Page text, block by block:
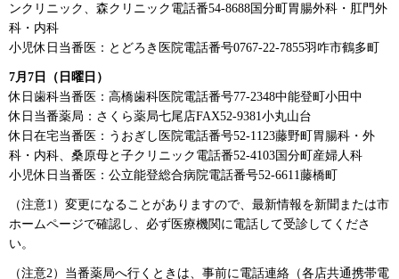
ンクリニック、森クリニック電話番54-8688国分町胃腸外科・肛門外
科・内科
小児休日当番医：とどろき医院電話番号0767-22-7855羽咋市鶴多町
7月7日（日曜日）
休日歯科当番医：高橋歯科医院電話番号77-2348中能登町小田中
休日当番薬局：さくら薬局七尾店FAX52-9381小丸山台
休日在宅当番医：うおぎし医院電話番号52-1123藤野町胃腸科・外
科・内科、桑原母と子クリニック電話番52-4103国分町産婦人科
小児休日当番医：公立能登総合病院電話番号52-6611藤橋町
（注意1）変更になることがありますので、最新情報を新聞または市
ホームページで確認し、必ず医療機関に電話して受診してくださ
い。
（注意2）当番薬局へ行くときは、事前に電話連絡（各店共通携帯電